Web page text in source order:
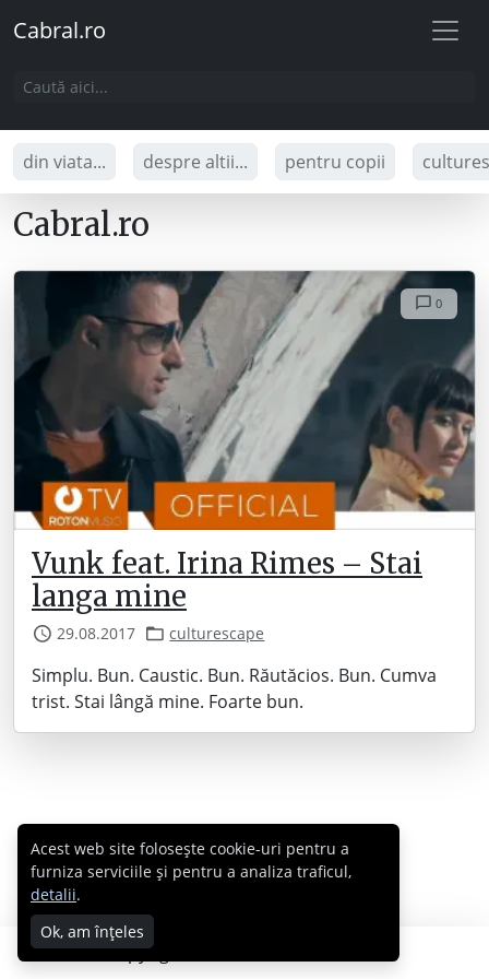
Cabral.ro
din viata... despre altii... pentru copii
Cabral.ro
0
Vunk feat. Irina Rimes – Stai
langa mine
29.08.2017 culturescape
Simplu. Bun. Caustic. Bun. Răutăcios. Bun. Cumva
trist. Stai lângă mine. Foarte bun.
Copyright © 2007 - 2026 Cabral.ro
Acest web site folosește cookie-uri pentru a
furniza serviciile și pentru a analiza traficul,
detalii.
Ok, am înțeles